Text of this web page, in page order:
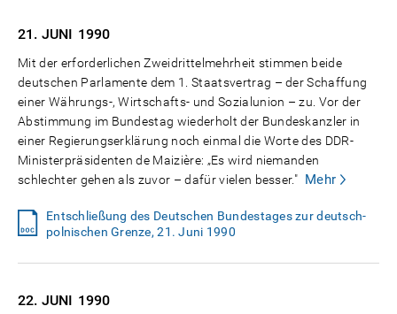
21. JUNI 1990
Mit der erforderlichen Zweidrittelmehrheit stimmen beide
deutschen Parlamente dem 1. Staatsvertrag – der Schaffung
einer Währungs-, Wirtschafts- und Sozialunion – zu. Vor der
Abstimmung im Bundestag wiederholt der Bundeskanzler in
einer Regierungserklärung noch einmal die Worte des DDR-
Ministerpräsidenten de Maizière: „Es wird niemanden
schlechter gehen als zuvor – dafür vielen besser." Mehr
Entschließung des Deutschen Bundestages zur deutsch-
polnischen Grenze, 21. Juni 1990
22. JUNI 1990